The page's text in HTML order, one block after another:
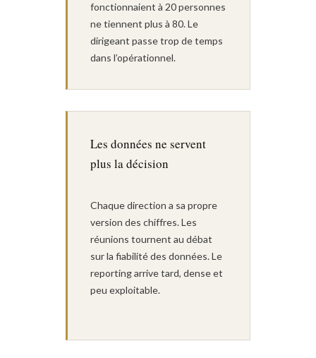
fonctionnaient à 20 personnes
ne tiennent plus à 80. Le
dirigeant passe trop de temps
dans l’opérationnel.
Les données ne servent
plus la décision
Chaque direction a sa propre
version des chiffres. Les
réunions tournent au débat
sur la fiabilité des données. Le
reporting arrive tard, dense et
peu exploitable.